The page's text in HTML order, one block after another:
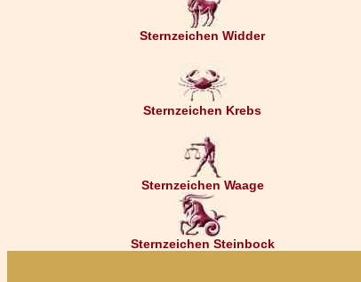
Sternzeichen Widder
Sternzeichen Krebs
Sternzeichen Waage
Sternzeichen Steinbock